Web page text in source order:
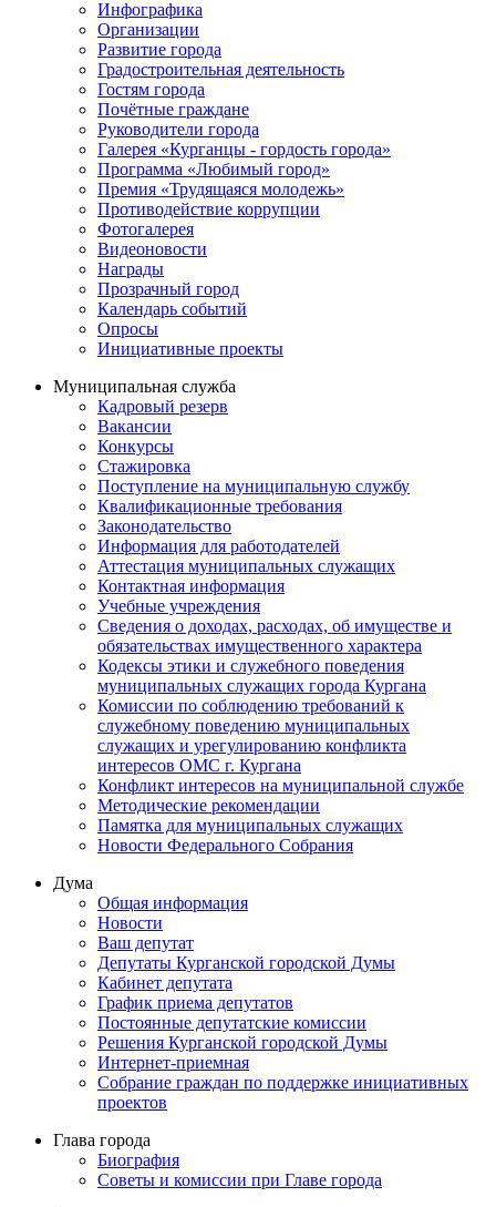
Инфографика
Организации
Развитие города
Градостроительная деятельность
Гостям города
Почётные граждане
Руководители города
Галерея «Курганцы - гордость города»
Программа «Любимый город»
Премия «Трудящаяся молодежь»
Противодействие коррупции
Фотогалерея
Видеоновости
Награды
Прозрачный город
Календарь событий
Опросы
Инициативные проекты
Муниципальная служба
Кадровый резерв
Вакансии
Конкурсы
Стажировка
Поступление на муниципальную службу
Квалификационные требования
Законодательство
Информация для работодателей
Аттестация муниципальных служащих
Контактная информация
Учебные учреждения
Сведения о доходах, расходах, об имуществе и
обязательствах имущественного характера
Кодексы этики и служебного поведения
муниципальных служащих города Кургана
Комиссии по соблюдению требований к
служебному поведению муниципальных
служащих и урегулированию конфликта
интересов ОМС г. Кургана
Конфликт интересов на муниципальной службе
Методические рекомендации
Памятка для муниципальных служащих
Новости Федерального Cобрания
Дума
Общая информация
Новости
Ваш депутат
Депутаты Курганской городской Думы
Кабинет депутата
График приема депутатов
Постоянные депутатские комиссии
Решения Курганской городской Думы
Интернет-приемная
Собрание граждан по поддержке инициативных
проектов
Глава города
Биография
Советы и комиссии при Главе города